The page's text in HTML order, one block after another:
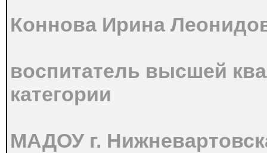
Коннова Ирина
воспитатель высшей
категории
МАДОУ г.